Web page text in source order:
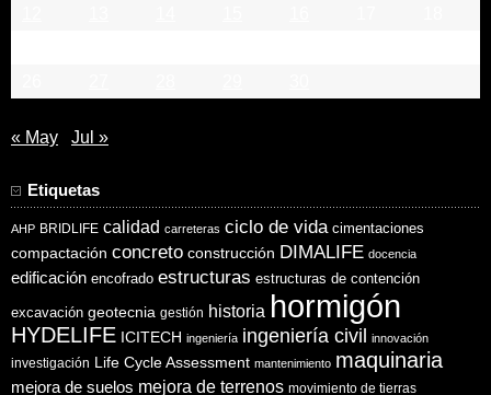
« May Jul »
Etiquetas
AHP BRIDLIFE calidad carreteras ciclo de vida cimentaciones
compactación concreto construcción DIMALIFE docencia
edificación encofrado estructuras estructuras de contención
excavación geotecnia gestión historia hormigón
HYDELIFE ICITECH ingeniería ingeniería civil innovación
investigación Life Cycle Assessment mantenimiento maquinaria
mejora de suelos mejora de terrenos movimiento de tierras